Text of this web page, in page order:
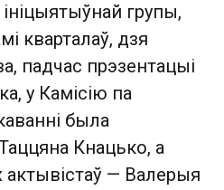
групы,
кварталаў, дзя
падчас прэзентацыі
у Камісію па
была
Кнацько, а
— Валерыя